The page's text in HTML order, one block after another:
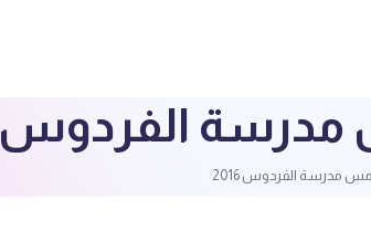
الفردوس 2016
مدرسة الفردوس 2016